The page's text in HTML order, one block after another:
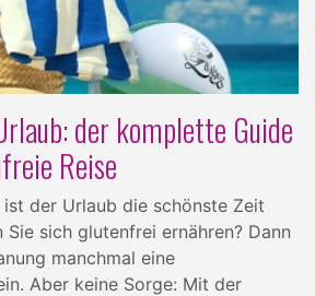
der komplette Guide
Reise
ist der Urlaub die schönste Zeit
Sie sich glutenfrei ernähren? Dann
manchmal eine
Aber keine Sorge: Mit der